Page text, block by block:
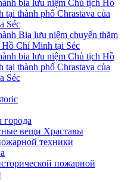
bia lưu niệm Chủ tịch Hồ
tại thành phố Chrastava của
Séc
Bia lưu niệm chuyến thăm
Chí Minh tại Séc
bia lưu niệm Chủ tịch Hồ
tại thành phố Chrastava của
Séc
города
вещи Храставы
техники
пожарной